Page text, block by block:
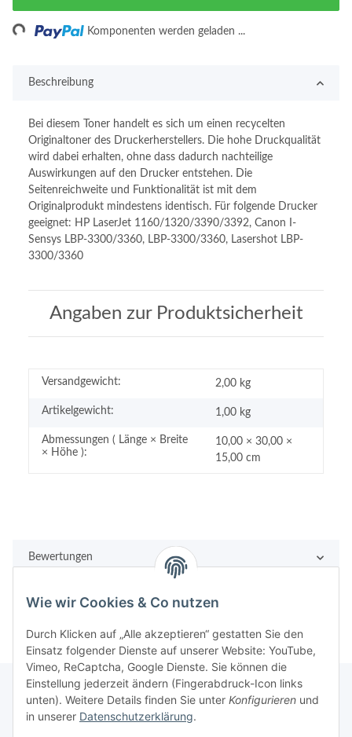
Komponenten werden geladen ...
Beschreibung
Bei diesem Toner handelt es sich um einen recycelten
Originaltoner des Druckerherstellers. Die hohe Druckqualität
wird dabei erhalten, ohne dass dadurch nachteilige
Auswirkungen auf den Drucker entstehen. Die
Seitenreichweite und Funktionalität ist mit dem
Originalprodukt mindestens identisch. Für folgende Drucker
geeignet: HP LaserJet 1160/1320/3390/3392, Canon I-
Sensys LBP-3300/3360, LBP-3300/3360, Lasershot LBP-
3300/3360
Angaben zur Produktsicherheit
Versandgewicht: 2,00 kg
Artikelgewicht: 1,00 kg
Abmessungen ( Länge × Breite
× Höhe ):
10,00 × 30,00 ×
15,00 cm
Bewertungen
Rechtliches
Wie wir Cookies & Co nutzen
Durch Klicken auf „Alle akzeptieren“ gestatten Sie den
Einsatz folgender Dienste auf unserer Website: YouTube,
Vimeo, ReCaptcha, Google Dienste. Sie können die
Einstellung jederzeit ändern (Fingerabdruck-Icon links
unten). Weitere Details finden Sie unter Konfigurieren und
in unserer Datenschutzerklärung.